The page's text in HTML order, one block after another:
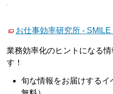
お仕事効率研究所 - SMILE
業務効率化のヒントになる
す！
旬な情報をお届けする